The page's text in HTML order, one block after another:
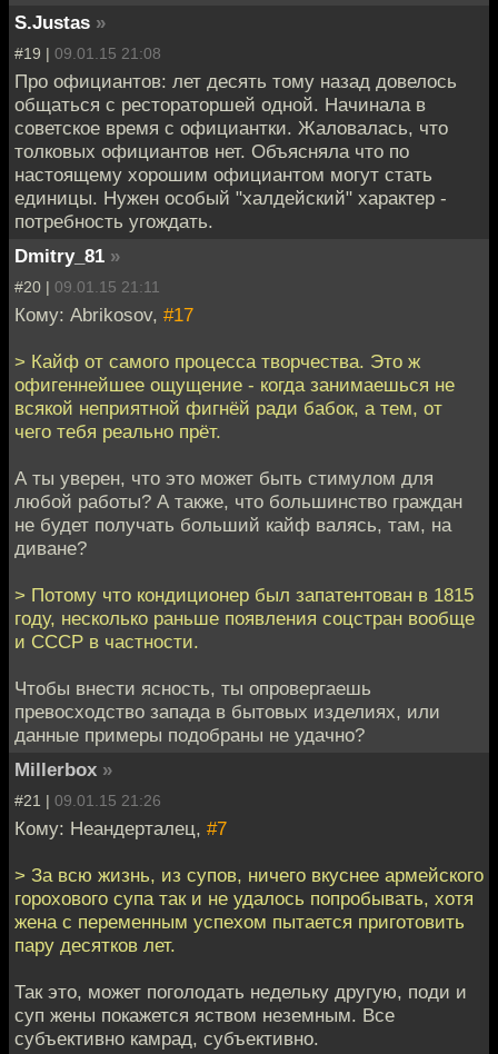
S.Justas »
#19 | 09.01.15 21:08
Про официантов: лет десять тому назад довелось
общаться с рестораторшей одной. Начинала в
советское время с официантки. Жаловалась, что
толковых официантов нет. Объясняла что по
настоящему хорошим официантом могут стать
единицы. Нужен особый "халдейский" характер -
потребность угождать.
Dmitry_81 »
#20 | 09.01.15 21:11
Кому: Abrikosov, #17
> Кайф от самого процесса творчества. Это ж
офигеннейшее ощущение - когда занимаешься не
всякой неприятной фигнёй ради бабок, а тем, от
чего тебя реально прёт.
А ты уверен, что это может быть стимулом для
любой работы? А также, что большинство граждан
не будет получать больший кайф валясь, там, на
диване?
> Потому что кондиционер был запатентован в 1815
году, несколько раньше появления соцстран вообще
и СССР в частности.
Чтобы внести ясность, ты опровергаешь
превосходство запада в бытовых изделиях, или
данные примеры подобраны не удачно?
Millerbox »
#21 | 09.01.15 21:26
Кому: Неандерталец, #7
> За всю жизнь, из супов, ничего вкуснее армейского
горохового супа так и не удалось попробывать, хотя
жена с переменным успехом пытается приготовить
пару десятков лет.
Так это, может поголодать недельку другую, поди и
суп жены покажется яством неземным. Все
субъективно камрад, субъективно.